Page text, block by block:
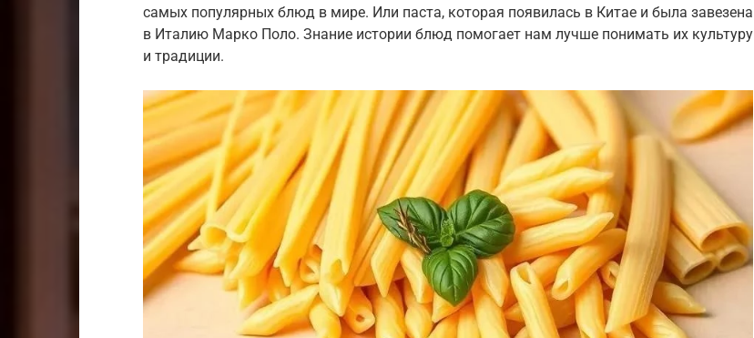
самых популярных блюд в мире. Или паста, которая появилась в Китае и была завезена
в Италию Марко Поло. Знание истории блюд помогает нам лучше понимать их культуру
и традиции.